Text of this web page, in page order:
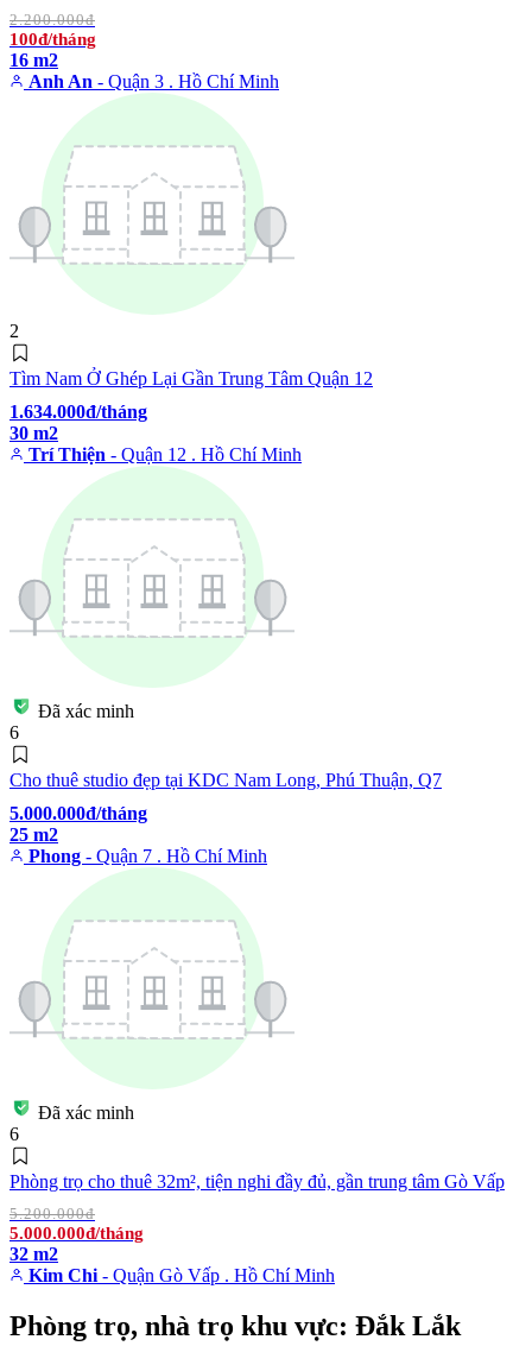
2.200.000đ
100đ/tháng
16 m2
Anh An - Quận 3 . Hồ Chí Minh
2
Tìm Nam Ở Ghép Lại Gần Trung Tâm Quận 12
1.634.000đ/tháng
30 m2
Trí Thiện - Quận 12 . Hồ Chí Minh
Đã xác minh
6
Cho thuê studio đẹp tại KDC Nam Long, Phú Thuận, Q7
5.000.000đ/tháng
25 m2
Phong - Quận 7 . Hồ Chí Minh
Đã xác minh
6
Phòng trọ cho thuê 32m², tiện nghi đầy đủ, gần trung tâm Gò Vấp
5.200.000đ
5.000.000đ/tháng
32 m2
Kim Chi- Quận Gò Vấp . Hồ Chí Minh
Phòng trọ, nhà trọ khu vực: Đắk Lắk